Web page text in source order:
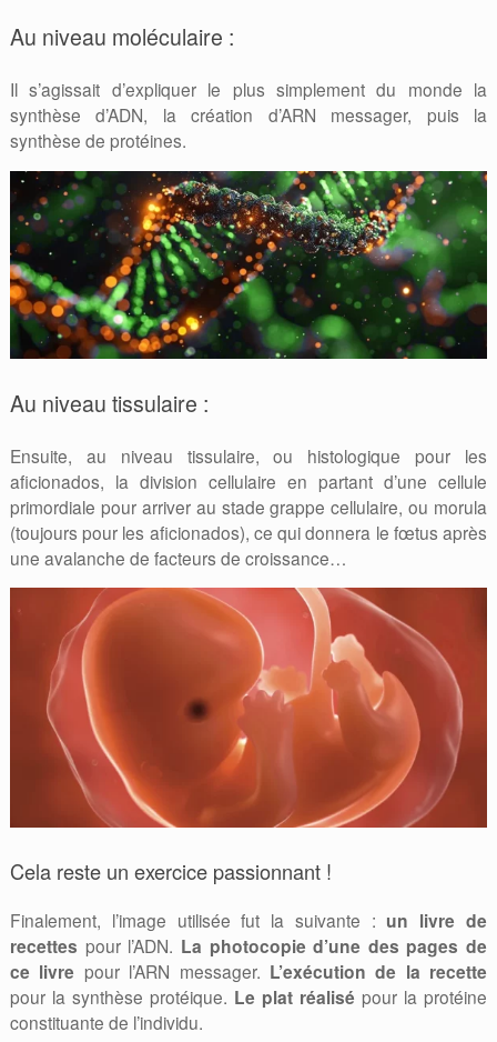
Au niveau moléculaire :
Il s’agissait d’expliquer le plus simplement du monde la
synthèse d’ADN, la création d’ARN messager, puis la
synthèse de protéines.
Au niveau tissulaire :
Ensuite, au niveau tissulaire, ou histologique pour les
aficionados, la division cellulaire en partant d’une cellule
primordiale pour arriver au stade grappe cellulaire, ou morula
(toujours pour les aficionados), ce qui donnera le fœtus après
une avalanche de facteurs de croissance…
Cela reste un exercice passionnant !
Finalement, l’image utilisée fut la suivante : un livre de
recettes pour l’ADN. La photocopie d’une des pages de
ce livre pour l’ARN messager. L’exécution de la recette
pour la synthèse protéique. Le plat réalisé pour la protéine
constituante de l’individu.